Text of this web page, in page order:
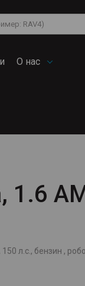
О нас
1.6
л.с., бензин ,